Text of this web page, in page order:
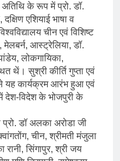
के रूप में प्रो. डॉ.
एशियाई भाषा व
चीन एवं विशिष्ट
आस्ट्रेलिया, डॉ.
लोकगायिका,
थें। सुश्री कीर्ति गुप्ता एवं
यह कार्यक्रम आरंभ हुआ एवं
देश-विदेश के भोजपुरी के
प्रो. डॉ अलका अरोडा जी
चीन, श्रीमती मंजुला
सिंगापुर, श्री जय